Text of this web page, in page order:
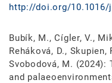
http://doi.org/10.1016/
Bubík, M., Cígler, V.,
Reháková, D., Skupien,
Svobodová, M.
and